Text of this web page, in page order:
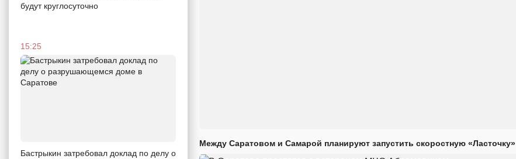
будут круглосуточно
15:25
Бастрыкин затребовал доклад по делу о
Между Саратовом и Самарой планируют запустить скоростную «Ласточку»